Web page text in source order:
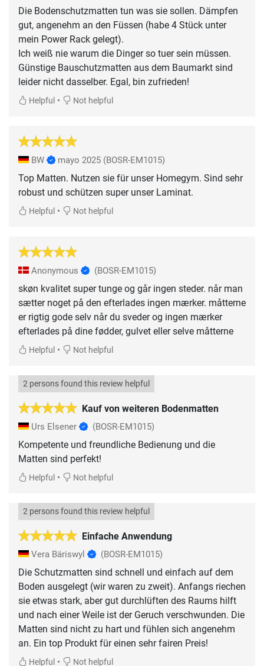
Die Bodenschutzmatten tun was sie sollen. Dämpfen
gut, angenehm an den Füssen (habe 4 Stück unter
mein Power Rack gelegt).
Ich weiß nie warum die Dinger so tuer sein müssen.
Günstige Bauschutzmatten aus dem Baumarkt sind
leider nicht dasselber. Egal, bin zufrieden!
Helpful • Not helpful
BW mayo 2025 (BOSR-EM1015)
Top Matten. Nutzen sie für unser Homegym. Sind sehr
robust und schützen super unser Laminat.
Helpful • Not helpful
Anonymous (BOSR-EM1015)
skøn kvalitet super tunge og går ingen steder. når man
sætter noget på den efterlades ingen mærker. måtterne
er rigtig gode selv når du sveder og ingen mærker
efterlades på dine fødder, gulvet eller selve måtterne
Helpful • Not helpful
Kauf von weiteren Bodenmatten
2 persons found this review helpful
Urs Elsener (BOSR-EM1015)
Kompetente und freundliche Bedienung und die
Matten sind perfekt!
Helpful • Not helpful
Einfache Anwendung
2 persons found this review helpful
Vera Bäriswyl (BOSR-EM1015)
Die Schutzmatten sind schnell und einfach auf dem
Boden ausgelegt (wir waren zu zweit). Anfangs riechen
sie etwas stark, aber gut durchlüften des Raums hilft
und nach einer Weile ist der Geruch verschwunden. Die
Matten sind nicht zu hart und fühlen sich angenehm
an. Ein top Produkt für einen sehr fairen Preis!
Helpful • Not helpful